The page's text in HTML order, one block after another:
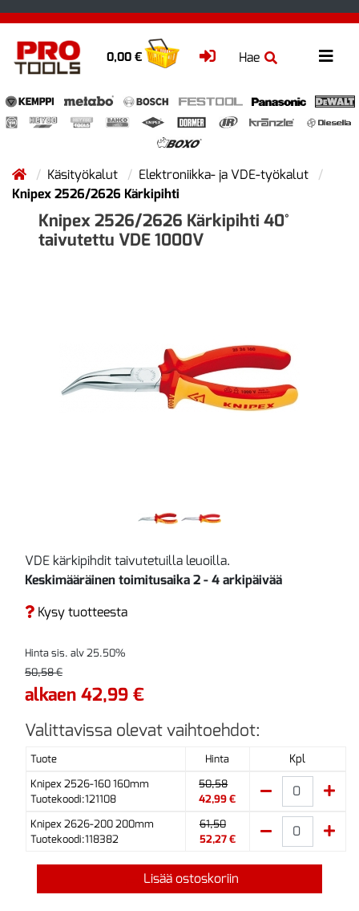
Hae
0,00 €
Käsityökalut
Elektroniikka- ja VDE-työkalut
Knipex 2526/2626 Kärkipihti
Knipex 2526/2626 Kärkipihti 40°
taivutettu VDE 1000V
VDE kärkipihdit taivutetuilla leuoilla.
Keskimääräinen toimitusaika 2 - 4 arkipäivää
Kysy tuotteesta
Hinta sis. alv 25.50%
50,58 €
alkaen 42,99 €
Valittavissa olevat vaihtoehdot:
Tuote Hinta Kpl
Knipex 2526-160 160mm
Tuotekoodi:121108
50,58
42,99 €
Knipex 2626-200 200mm
Tuotekoodi:118382
61,50
52,27 €
Lisää ostoskoriin